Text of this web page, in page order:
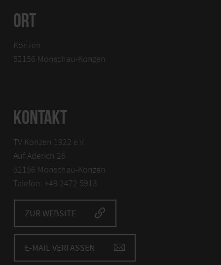
ORT
Konzen
52156 Monschau-Konzen
KONTAKT
TV Konzen 1922 e.V.
Auf Aderich 26
52156 Monschau-Konzen
Telefon: +49 2472 5913
ZUR WEBSITE
E-MAIL VERFASSEN